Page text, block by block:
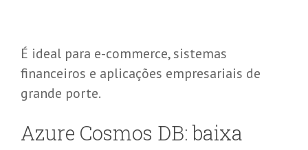
É ideal para e-commerce, sistemas
financeiros e aplicações empresariais de
grande porte.
Azure Cosmos DB: baixa